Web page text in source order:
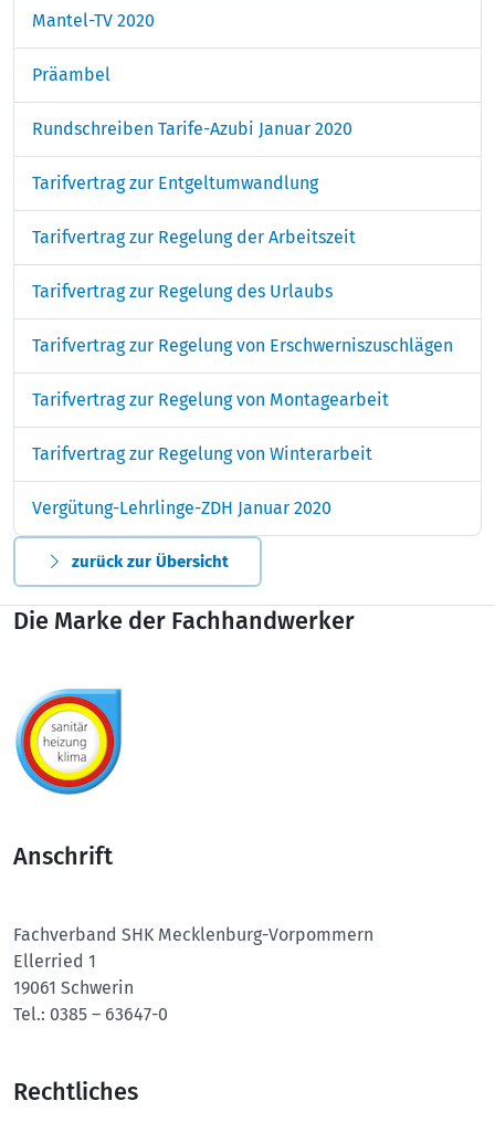
Mantel-TV 2020
Präambel
Rundschreiben Tarife-Azubi Januar 2020
Tarifvertrag zur Entgeltumwandlung
Tarifvertrag zur Regelung der Arbeitszeit
Tarifvertrag zur Regelung des Urlaubs
Tarifvertrag zur Regelung von Erschwerniszuschlägen
Tarifvertrag zur Regelung von Montagearbeit
Tarifvertrag zur Regelung von Winterarbeit
Vergütung-Lehrlinge-ZDH Januar 2020
zurück zur Übersicht
Die Marke der Fachhandwerker
Anschrift
Fachverband SHK Mecklenburg-Vorpommern
Ellerried 1
19061 Schwerin
Tel.: 0385 – 63647-0
Rechtliches